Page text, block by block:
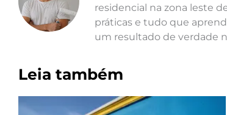
residencial na zona leste
práticas e tudo que
um resultado de verdade
Leia também